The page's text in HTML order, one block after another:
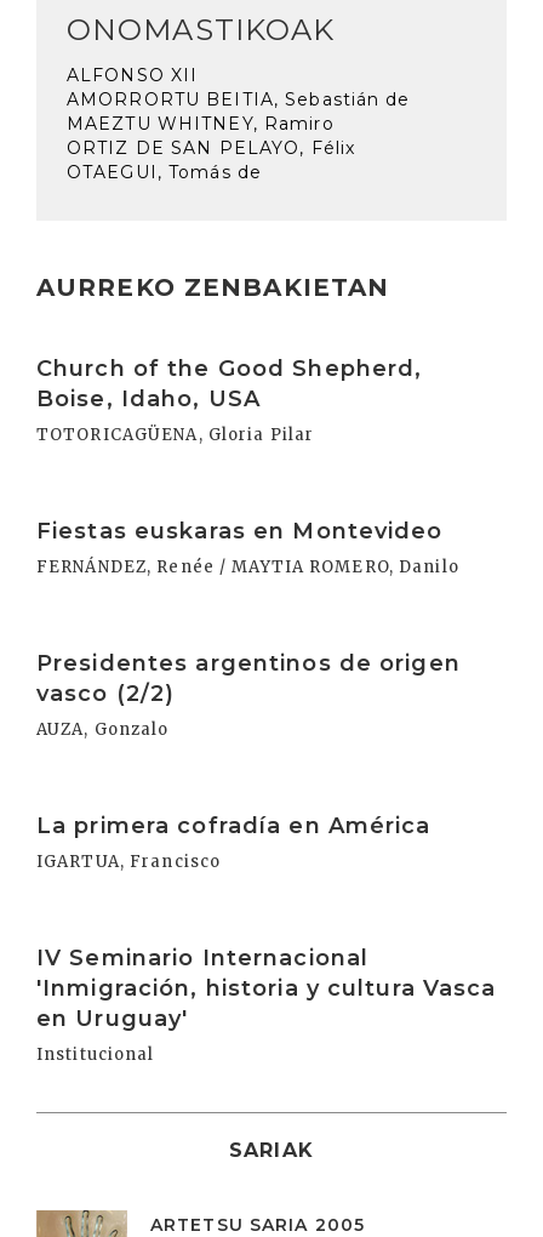
ONOMASTIKOAK
ALFONSO XII
AMORRORTU BEITIA, Sebastián de
MAEZTU WHITNEY, Ramiro
ORTIZ DE SAN PELAYO, Félix
OTAEGUI, Tomás de
AURREKO ZENBAKIETAN
Church of the Good Shepherd,
Boise, Idaho, USA
TOTORICAGÜENA, Gloria Pilar
Fiestas euskaras en Montevideo
FERNÁNDEZ, Renée / MAYTIA ROMERO, Danilo
Presidentes argentinos de origen
vasco (2/2)
AUZA, Gonzalo
La primera cofradía en América
IGARTUA, Francisco
IV Seminario Internacional
'Inmigración, historia y cultura Vasca
en Uruguay'
Institucional
SARIAK
ARTETSU SARIA 2005